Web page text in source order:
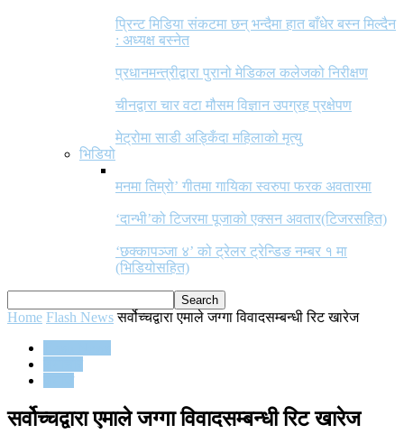
प्रिन्ट मिडिया संकटमा छन् भन्दैमा हात बाँधेर बस्न मिल्दैन
: अध्यक्ष बस्नेत
प्रधानमन्त्रीद्वारा पुरानो मेडिकल कलेजको निरीक्षण
चीनद्वारा चार वटा मौसम विज्ञान उपग्रह प्रक्षेपण
मेट्रोमा साडी अड्किँदा महिलाको मृत्यु
भिडियो
मनमा तिम्रो’ गीतमा गायिका स्वरुपा फरक अवतारमा
‘दान्भी’को टिजरमा पूजाको एक्सन अवतार(टिजरसहित)
‘छक्कापञ्जा ४’ को ट्रेलर ट्रेन्डिङ नम्बर १ मा
(भिडियोसहित)
Home Flash News सर्वोच्चद्वारा एमाले जग्गा विवादसम्बन्धी रिट खारेज
सर्वोच्चद्वारा एमाले जग्गा विवादसम्बन्धी रिट खारेज